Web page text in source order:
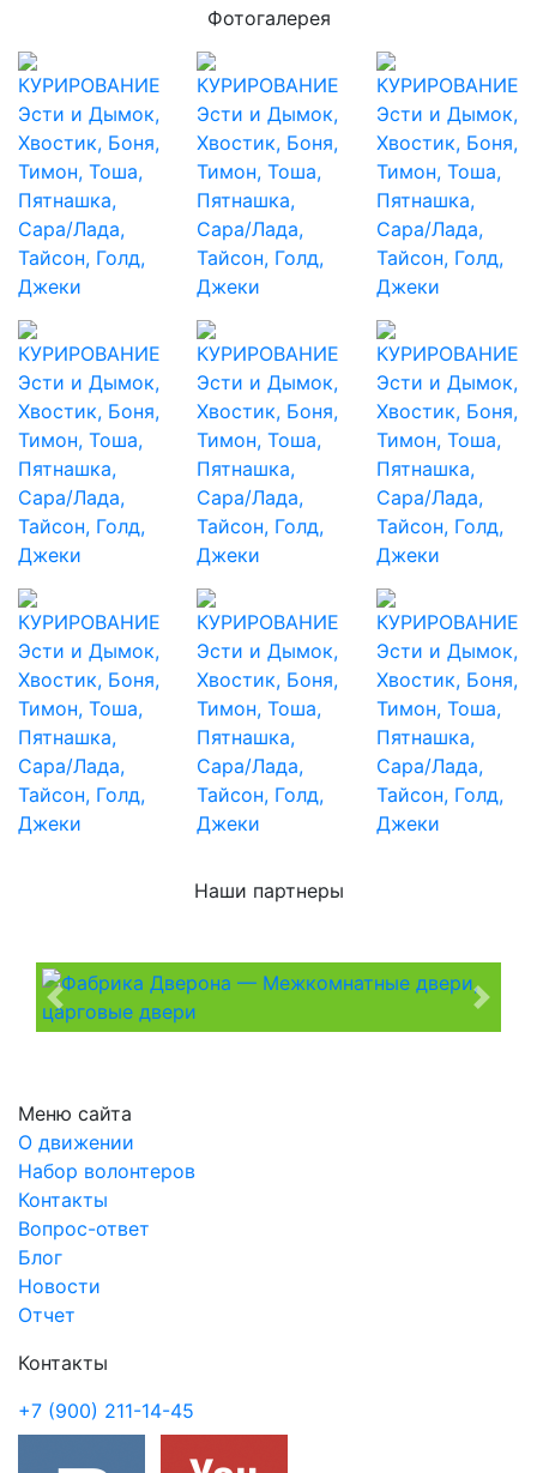
Фотогалерея
Наши партнеры
Previous Next
Меню сайта
О движении
Набор волонтеров
Контакты
Вопрос-ответ
Блог
Новости
Отчет
Контакты
+7 (900) 211-14-45